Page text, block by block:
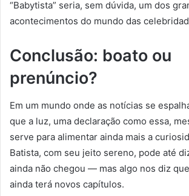
“Babytista” seria, sem dúvida, um dos
acontecimentos do mundo das
Conclusão: boato ou
prenúncio?
Em um mundo onde as notícias se
que a luz, uma declaração como essa,
serve para alimentar ainda mais a
Batista, com seu jeito sereno, pode até
ainda não chegou — mas algo nos diz
ainda terá novos capítulos.